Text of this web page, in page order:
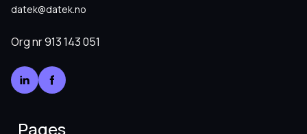
datek@datek.no
Org nr913 143 051
Pages